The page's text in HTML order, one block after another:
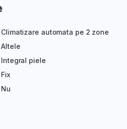
Climatizare automata pe 2 zone
Altele
Integral piele
Fix
Nu